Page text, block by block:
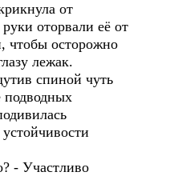
от
оторвали её от
чтобы осторожно
лежак.
спиной чуть
подводных
- Участливо